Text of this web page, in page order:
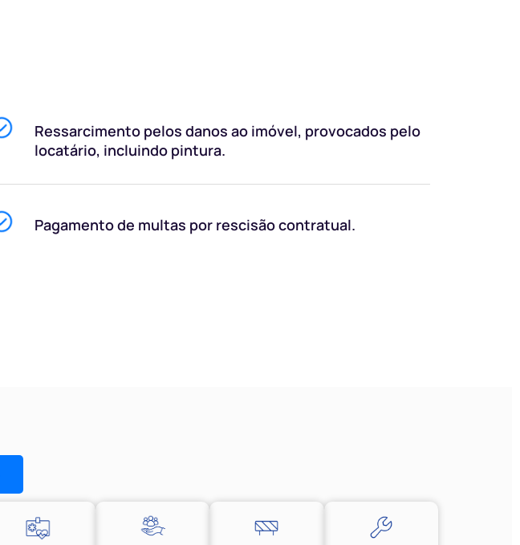
Ressarcimento pelos danos ao imóvel, provocados pelo
locatário, incluindo pintura.
Pagamento de multas por rescisão contratual.